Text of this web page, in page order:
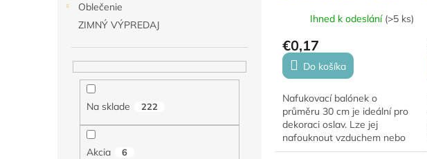
Oblečenie
ZIMNÝ VÝPREDAJ
Na sklade 222
Akcia 6
Ihned k odeslání (>5 ks)
€0,17
Do košíka
Nafukovací balónek o
průměru 30 cm je ideální pro
dekoraci oslav. Lze jej
nafouknout vzduchem nebo
héliem, přičemž s héliem se